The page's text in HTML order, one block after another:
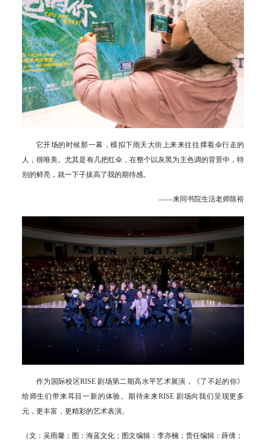
它开场的时候那一幕，模拟下雨天大街上来来往往撑着伞行走的
人，很唯美。尤其是有几把红伞，在整个以灰黑为主色调的背景中，特
别的鲜亮，就一下子拔高了我的期待感。
——来同书院生活老师陈裕
作为国际校区RISE 剧场第二期高水平艺术展演，《了不起的你》
给师生们带来耳目一新的体验。期待未来RISE 剧场向我们呈现更多
元，更丰富，更精彩的艺术表演。
（文：吴雨馨；图：海蓝文化；图文编辑：李亦楠；责任编辑：薛倩；